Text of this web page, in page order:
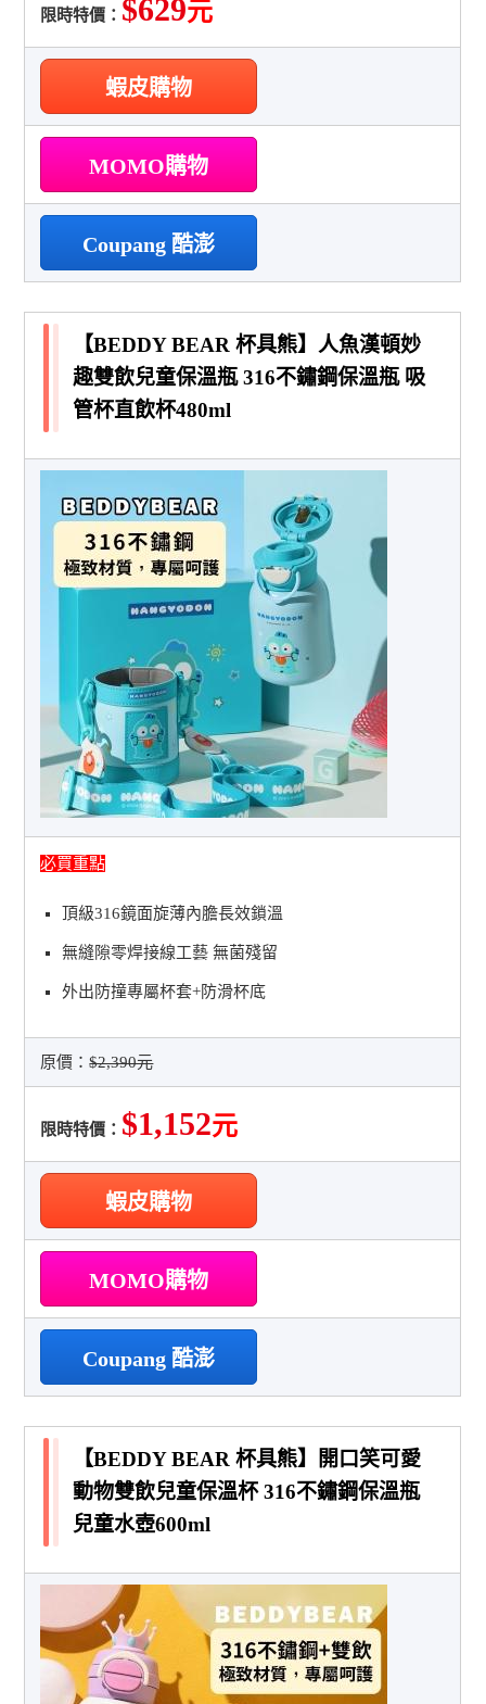
限時特價： $629元
蝦皮購物
MOMO購物
Coupang 酷澎
【BEDDY BEAR 杯具熊】人魚漢頓妙
趣雙飲兒童保溫瓶 316不鏽鋼保溫瓶 吸
管杯直飲杯480ml
必買重點
頂級316鏡面旋薄內膽長效鎖溫
無縫隙零焊接線工藝 無菌殘留
外出防撞專屬杯套+防滑杯底
原價：$2,390元
限時特價： $1,152元
蝦皮購物
MOMO購物
Coupang 酷澎
【BEDDY BEAR 杯具熊】開口笑可愛
動物雙飲兒童保溫杯 316不鏽鋼保溫瓶
兒童水壺600ml